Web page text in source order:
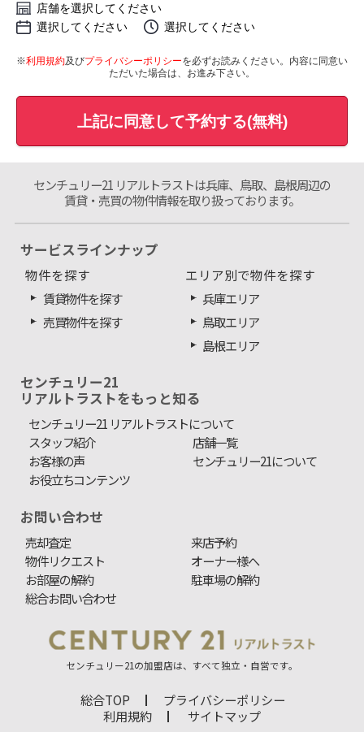
店舗を選択してください
選択してください
選択してください
※利用規約及びプライバシーポリシーを必ずお読みください。内容に同意い
ただいた場合は、お進み下さい。
上記に同意して予約する(無料)
センチュリー21 リアルトラストは兵庫、鳥取、島根周辺の
賃貸・売買の物件情報を取り扱っております。
サービスラインナップ
物件を探す
賃貸物件を探す
売買物件を探す
エリア別で物件を探す
兵庫エリア
鳥取エリア
島根エリア
センチュリー21
リアルトラストをもっと知る
センチュリー21 リアルトラストについて
スタッフ紹介
店舗一覧
お客様の声
センチュリー21について
お役立ちコンテンツ
お問い合わせ
売却査定
来店予約
物件リクエスト
オーナー様へ
お部屋の解約
駐車場の解約
総合お問い合わせ
センチュリー21の加盟店は、すべて独立・自営です。
総合TOP
プライバシーポリシー
利用規約
サイトマップ